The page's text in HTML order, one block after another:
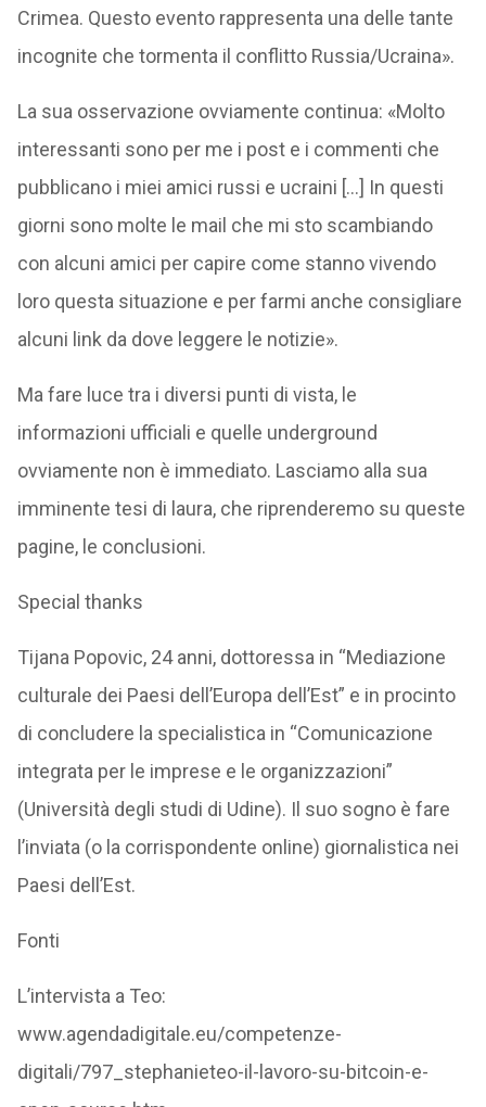
Crimea. Questo evento rappresenta una delle tante
incognite che tormenta il conflitto Russia/Ucraina».
La sua osservazione ovviamente continua: «Molto
interessanti sono per me i post e i commenti che
pubblicano i miei amici russi e ucraini […] In questi
giorni sono molte le mail che mi sto scambiando
con alcuni amici per capire come stanno vivendo
loro questa situazione e per farmi anche consigliare
alcuni link da dove leggere le notizie».
Ma fare luce tra i diversi punti di vista, le
informazioni ufficiali e quelle underground
ovviamente non è immediato. Lasciamo alla sua
imminente tesi di laura, che riprenderemo su queste
pagine, le conclusioni.
Special thanks
Tijana Popovic, 24 anni, dottoressa in “Mediazione
culturale dei Paesi dell’Europa dell’Est” e in procinto
di concludere la specialistica in “Comunicazione
integrata per le imprese e le organizzazioni”
(Università degli studi di Udine). Il suo sogno è fare
l’inviata (o la corrispondente online) giornalistica nei
Paesi dell’Est.
Fonti
L’intervista a Teo:
www.agendadigitale.eu/competenze-
digitali/797_stephanieteo-il-lavoro-su-bitcoin-e-